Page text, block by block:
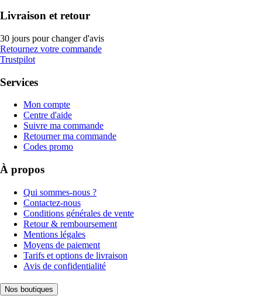
Livraison et retour
30 jours pour changer d'avis
Retournez votre commande
Trustpilot
Services
Mon compte
Centre d'aide
Suivre ma commande
Retourner ma commande
Codes promo
À propos
Qui sommes-nous ?
Contactez-nous
Conditions générales de vente
Retour & remboursement
Mentions légales
Moyens de paiement
Tarifs et options de livraison
Avis de confidentialité
Nos boutiques